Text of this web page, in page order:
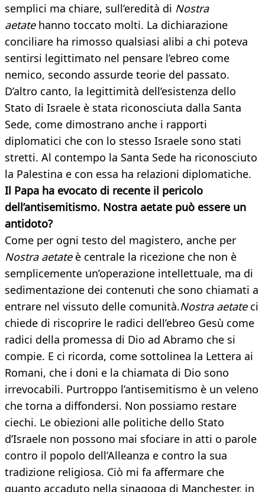
semplici ma chiare, sull’eredità di Nostra
aetate hanno toccato molti. La dichiarazione
conciliare ha rimosso qualsiasi alibi a chi poteva
sentirsi legittimato nel pensare l’ebreo come
nemico, secondo assurde teorie del passato.
D’altro canto, la legittimità dell’esistenza dello
Stato di Israele è stata riconosciuta dalla Santa
Sede, come dimostrano anche i rapporti
diplomatici che con lo stesso Israele sono stati
stretti. Al contempo la Santa Sede ha riconosciuto
la Palestina e con essa ha relazioni diplomatiche.
Il Papa ha evocato di recente il pericolo
dell’antisemitismo. Nostra aetate può essere un
antidoto?
Come per ogni testo del magistero, anche per
Nostra aetate è centrale la ricezione che non è
semplicemente un’operazione intellettuale, ma di
sedimentazione dei contenuti che sono chiamati a
entrare nel vissuto delle comunità.Nostra aetate ci
chiede di riscoprire le radici dell’ebreo Gesù come
radici della promessa di Dio ad Abramo che si
compie. E ci ricorda, come sottolinea la Lettera ai
Romani, che i doni e la chiamata di Dio sono
irrevocabili. Purtroppo l’antisemitismo è un veleno
che torna a diffondersi. Non possiamo restare
ciechi. Le obiezioni alle politiche dello Stato
d’Israele non possono mai sfociare in atti o parole
contro il popolo dell’Alleanza e contro la sua
tradizione religiosa. Ciò mi fa affermare che
quanto accaduto nella sinagoga di Manchester, in